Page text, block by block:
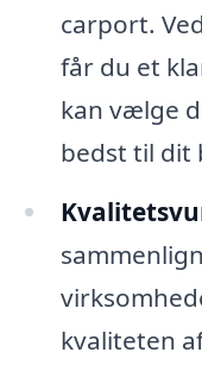
carport.
får du et
kan vælge
bedst til dit
kvaliteten